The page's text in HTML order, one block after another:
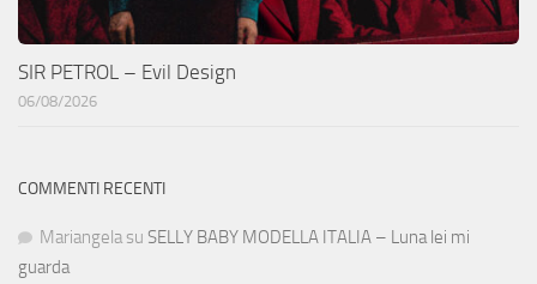
SIR PETROL – Evil Design
06/08/2026
COMMENTI RECENTI
Mariangela su SELLY BABY MODELLA ITALIA – Luna lei mi
guarda